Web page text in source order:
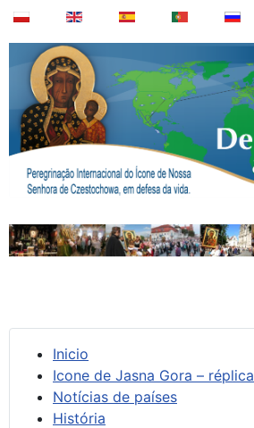
Inicio
Icone de Jasna Gora – réplica
Notícias de países
História